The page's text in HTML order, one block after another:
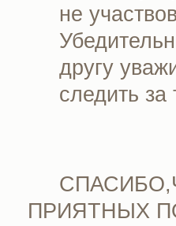
не
другу
следить за
ПРИЯТНЫХ